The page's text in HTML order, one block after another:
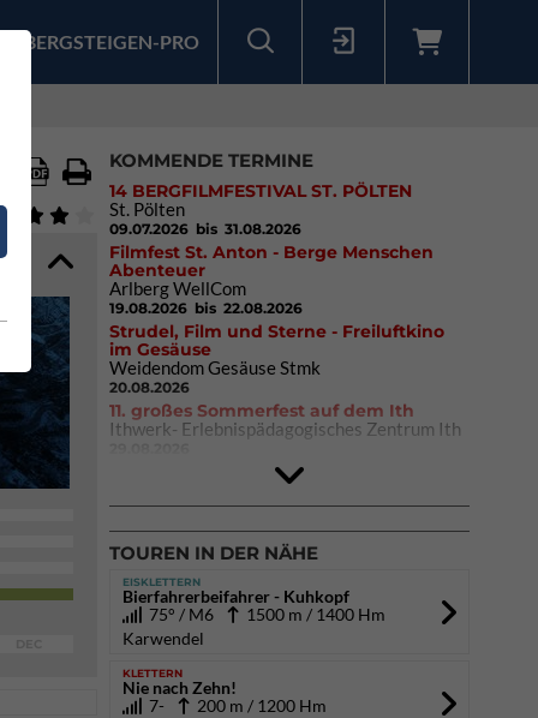
BERGSTEIGEN-PRO
KOMMENDE TERMINE
14 BERGFILMFESTIVAL ST. PÖLTEN
St. Pölten
09.07.2026 bis 31.08.2026
Filmfest St. Anton - Berge Menschen
Abenteuer
Arlberg WellCom
19.08.2026 bis 22.08.2026
Strudel, Film und Sterne - Freiluftkino
im Gesäuse
Weidendom Gesäuse Stmk
20.08.2026
11. großes Sommerfest auf dem Ith
Ithwerk- Erlebnispädagogisches Zentrum Ith
DAV Kletter- & Boulderzentrum München
Süd (Thalkirchen)
TOUREN IN DER NÄHE
EISKLETTERN
Bierfahrerbeifahrer - Kuhkopf
75° / M6
1500 m / 1400 Hm
Karwendel
KLETTERN
Nie nach Zehn!
7-
200 m / 1200 Hm